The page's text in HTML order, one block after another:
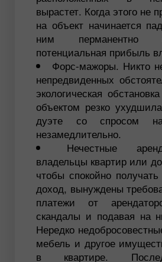
вырастет. Когда этого не
на объект начинается
ним перманентно
потенциальная прибыль
Форс-мажоры. Никто
непредвиденных
экологическая
объектом резко
дуэте со спросом
незамедлительно.
Нечестные
владельцы квартир или
чтобы спокойно
доход, вынуждены
платежи от
скандалы и подавая на
Нередко
мебель и другое
в квартире.